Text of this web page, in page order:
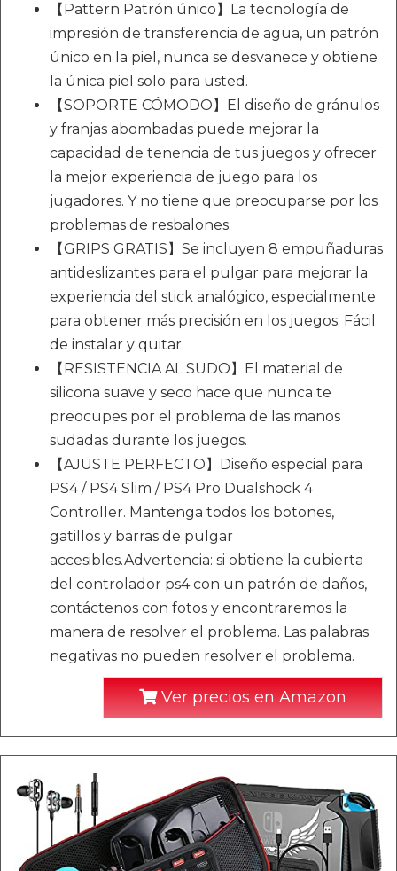
【Pattern Patrón único】La tecnología de
impresión de transferencia de agua, un patrón
único en la piel, nunca se desvanece y obtiene
la única piel solo para usted.
【SOPORTE CÓMODO】El diseño de gránulos
y franjas abombadas puede mejorar la
capacidad de tenencia de tus juegos y ofrecer
la mejor experiencia de juego para los
jugadores. Y no tiene que preocuparse por los
problemas de resbalones.
【GRIPS GRATIS】Se incluyen 8 empuñaduras
antideslizantes para el pulgar para mejorar la
experiencia del stick analógico, especialmente
para obtener más precisión en los juegos. Fácil
de instalar y quitar.
【RESISTENCIA AL SUDO】El material de
silicona suave y seco hace que nunca te
preocupes por el problema de las manos
sudadas durante los juegos.
【AJUSTE PERFECTO】Diseño especial para
PS4 / PS4 Slim / PS4 Pro Dualshock 4
Controller. Mantenga todos los botones,
gatillos y barras de pulgar
accesibles.Advertencia: si obtiene la cubierta
del controlador ps4 con un patrón de daños,
contáctenos con fotos y encontraremos la
manera de resolver el problema. Las palabras
negativas no pueden resolver el problema.
Ver precios en Amazon